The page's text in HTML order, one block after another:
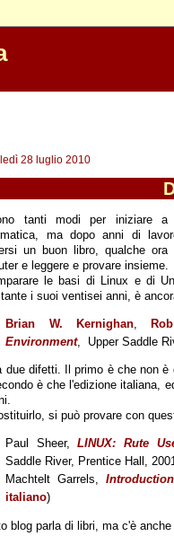
28 luglio 2010
tanti modi per iniziare a
ma dopo anni di
un buon libro, qualche
e leggere e provare insieme.
le basi di Linux e di
i suoi ventisei anni, è
Brian W. Kernighan,
Environment, Upper Saddle
due difetti. Il primo è che non
è che l'edizione italiana,
si può provare con
Paul Sheer,LINUX: Rute
Saddle River, Prentice Hall,
Machtelt Garrels,
italiano)
blog parla di libri, ma c'è